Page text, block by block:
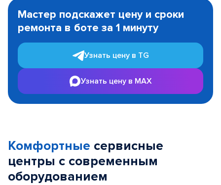
1
Мастер подскажет цену и сроки
ремонта в боте за 1 минуту
Узнать цену в TG
Узнать цену в MAX
Комфортные сервисные
центры с современным
оборудованием